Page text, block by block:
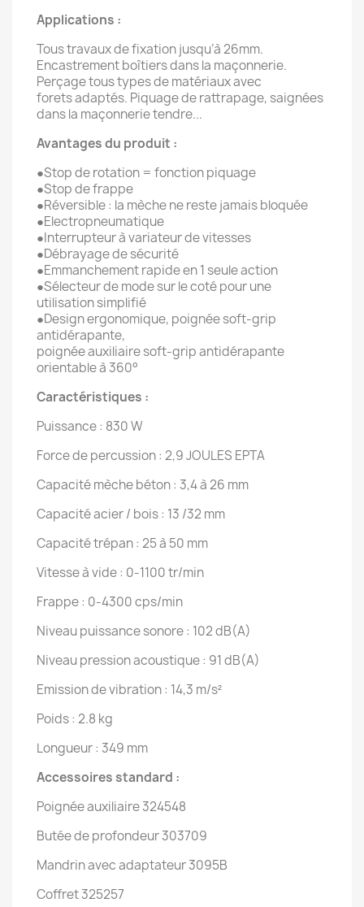
Applications :
Tous travaux de fixation jusqu’à 26mm.
Encastrement boîtiers dans la maçonnerie.
Perçage tous types de matériaux avec
forets adaptés. Piquage de rattrapage, saignées
dans la maçonnerie tendre...
Avantages du produit :
●Stop de rotation = fonction piquage
●Stop de frappe
●Réversible : la mèche ne reste jamais bloquée
●Electropneumatique
●Interrupteur à variateur de vitesses
●Débrayage de sécurité
●Emmanchement rapide en 1 seule action
●Sélecteur de mode sur le coté pour une
utilisation simplifié
●Design ergonomique, poignée soft-grip
antidérapante,
poignée auxiliaire soft-grip antidérapante
orientable à 360°
Caractéristiques :
Puissance : 830 W
Force de percussion : 2,9 JOULES EPTA
Capacité mèche béton : 3,4 à 26 mm
Capacité acier / bois : 13 /32 mm
Capacité trépan : 25 à 50 mm
Vitesse à vide : 0-1100 tr/min
Frappe : 0-4300 cps/min
Niveau puissance sonore : 102 dB(A)
Niveau pression acoustique : 91 dB(A)
Emission de vibration : 14,3 m/s²
Poids : 2.8 kg
Longueur : 349 mm
Accessoires standard :
Poignée auxiliaire 324548
Butée de profondeur 303709
Mandrin avec adaptateur 3095B
Coffret 325257